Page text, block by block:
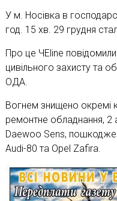
У м. Носівка в
год. 15 хв. 29 грудня
Про це ЧЕline повідомили
цивільного захисту та
ОДА.
Вогнем знищено окремі
ремонтне обладнання, 2
Daewoo Sens,
Audi-80 та Opel Zafira.